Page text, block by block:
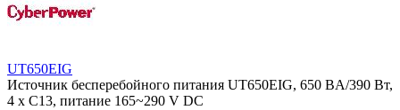
UT650EIG
Источник бесперебойного питания UT650EIG, 650 BA/390 Вт,
4 х C13, питание 165~290 V DC